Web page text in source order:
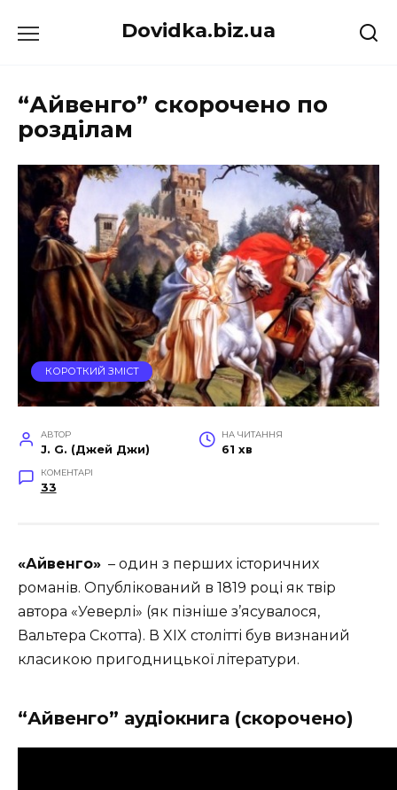
до
Dovidka.biz.ua
“Айвенго” скорочено по
розділам
КОРОТКИЙ ЗМІСТ
АВТОР
J. G. (Джей Джи)
НА ЧИТАННЯ
61 хв
КОМЕНТАРІ
33
«Айвенго» – один з перших історичних
романів. Опублікований в 1819 році як твір
автора «Уеверлі» (як пізніше з’ясувалося,
Вальтера Скотта). В XIX столітті був визнаний
класикою пригодницької літератури.
“Айвенго” аудіокнига (скорочено)